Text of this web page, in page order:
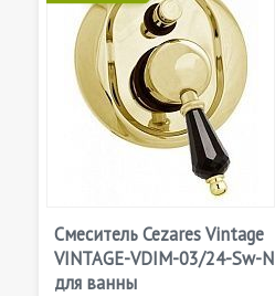
Смеситель Cezares Vintage
VINTAGE-VDIM-03/24-Sw-N
для ванны